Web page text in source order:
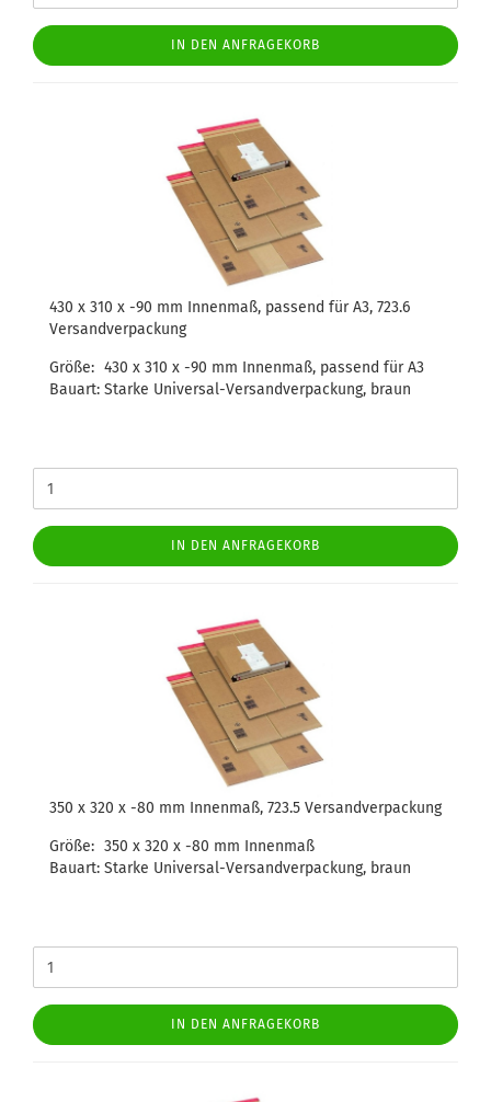
IN DEN ANFRAGEKORB
430 x 310 x -90 mm Innenmaß, passend für A3, 723.6
Versandverpackung
Größe: 430 x 310 x -90 mm Innenmaß, passend für A3
Bauart: Starke Universal-Versandverpackung, braun
IN DEN ANFRAGEKORB
350 x 320 x -80 mm Innenmaß, 723.5 Versandverpackung
Größe: 350 x 320 x -80 mm Innenmaß
Bauart: Starke Universal-Versandverpackung, braun
IN DEN ANFRAGEKORB